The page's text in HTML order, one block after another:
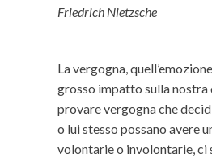
Friedrich Nietzsche
La vergogna,
grosso impatto sulla nostra
provare vergogna che
o lui stesso possano avere
volontarie o involontarie, ci